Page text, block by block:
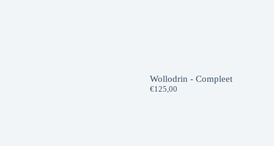
Wollodrin - Compleet
€125,00